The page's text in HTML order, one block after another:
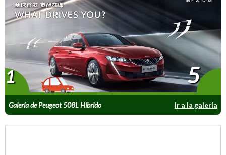
Galería de Peugeot 508L Híbrido Ir a la galería
1 5